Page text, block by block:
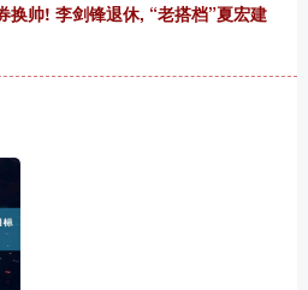
换帅! 李剑锋退休, “老搭档”夏宏建